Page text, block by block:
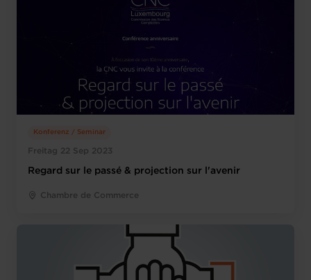
Freitag 22 Sep 2023
Konferenz / Seminar
Regard sur le passé & projection sur l'avenir
Chambre de Commerce